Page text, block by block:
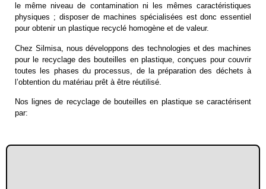
le même niveau de contamination ni les mêmes caractéristiques
physiques ; disposer de machines spécialisées est donc essentiel
pour obtenir un plastique recyclé homogène et de valeur.
Chez Silmisa, nous développons des technologies et des machines
pour le recyclage des bouteilles en plastique, conçues pour couvrir
toutes les phases du processus, de la préparation des déchets à
l’obtention du matériau prêt à être réutilisé.
Nos lignes de recyclage de bouteilles en plastique se caractérisent
par: